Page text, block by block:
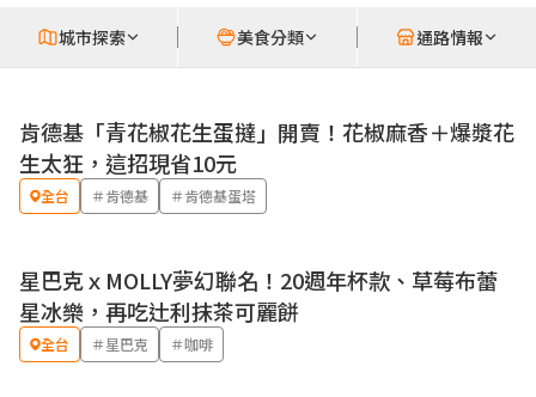
城市探索 美食分類 通路情報
優惠
肯德基「青花椒花生蛋撻」開賣！花椒麻香＋爆漿花
生太狂，這招現省10元
全台 ＃肯德基 ＃肯德基蛋塔
星巴克ｘMOLLY夢幻聯名！20週年杯款、草莓布蕾
星冰樂，再吃辻利抹茶可麗餅
全台 ＃星巴克 ＃咖啡